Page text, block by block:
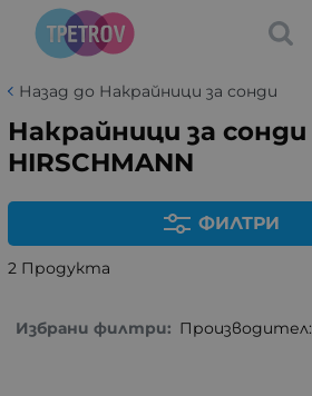
Назад до Накрайници за сонди
Накрайници за сонди
HIRSCHMANN
ФИЛТРИ
2 Продукта
Избрани филтри: Производител: